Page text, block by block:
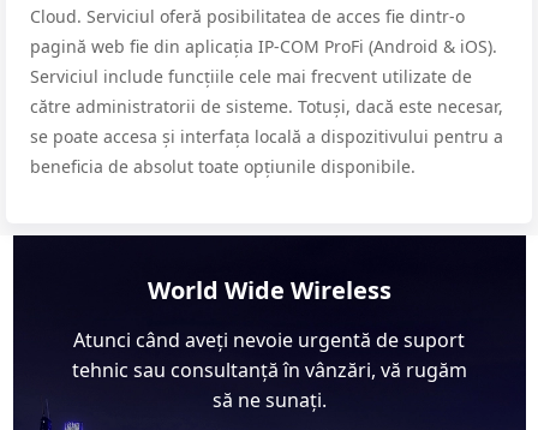
Cloud. Serviciul oferă posibilitatea de acces fie dintr-o
pagină web fie din aplicația IP-COM ProFi (Android & iOS).
Serviciul include funcțiile cele mai frecvent utilizate de
către administratorii de sisteme. Totuși, dacă este necesar,
se poate accesa și interfața locală a dispozitivului pentru a
beneficia de absolut toate opțiunile disponibile.
World Wide Wireless
Atunci când aveți nevoie urgentă de suport
tehnic sau consultanță în vânzări, vă rugăm
să ne sunați.